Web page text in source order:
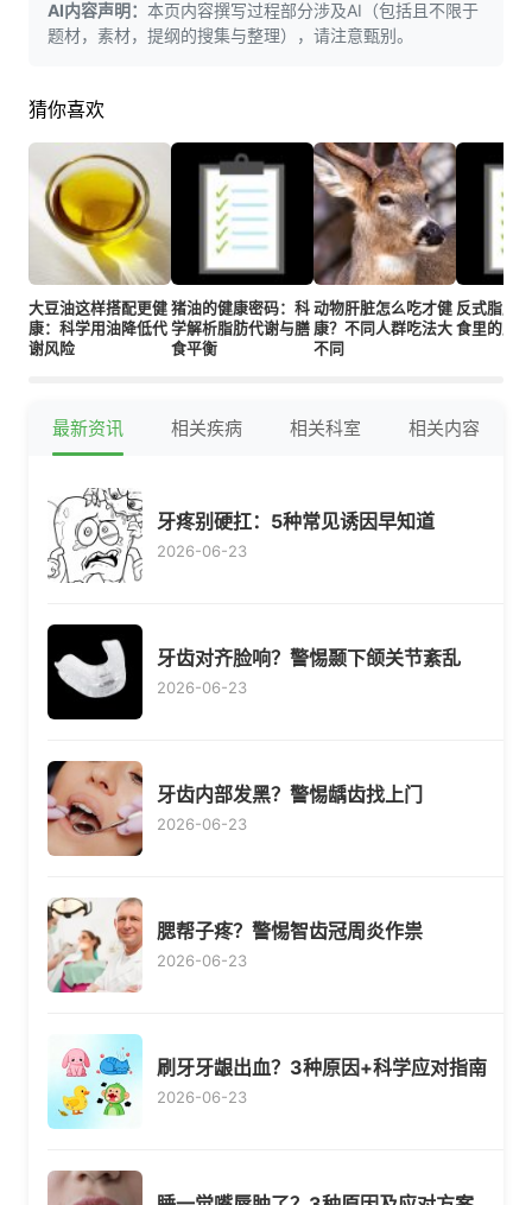
AI内容声明： 本页内容撰写过程部分涉及AI（包括且不限于
题材，素材，提纲的搜集与整理），请注意甄别。
猜你喜欢
大豆油这样搭配更健
康：科学用油降低代
谢风险
猪油的健康密码：科
学解析脂肪代谢与膳
食平衡
动物肝脏怎么吃才健
康？不同人群吃法大
不同
反式脂肪
食里的肥
最新资讯 相关疾病 相关科室 相关内容
牙疼别硬扛：5种常见诱因早知道
2026-06-23
牙齿对齐脸响？警惕颞下颌关节紊乱
2026-06-23
牙齿内部发黑？警惕龋齿找上门
2026-06-23
腮帮子疼？警惕智齿冠周炎作祟
2026-06-23
刷牙牙龈出血？3种原因+科学应对指南
2026-06-23